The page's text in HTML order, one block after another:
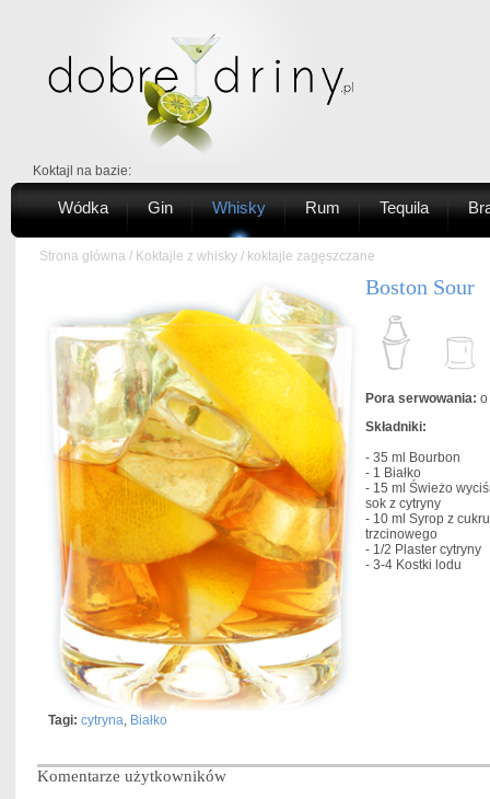
Koktajl na bazie:
Wódka Gin Whisky Rum Tequila
Strona główna / Koktajle z whisky / koktajle zagęszczane
Boston Sour
Pora serwowania: o
Składniki:
- 35 ml Bourbon
- 1 Białko
- 15 ml Świeżo
sok z cytryny
- 10 ml Syrop z cukru
trzcinowego
- 1/2 Plaster cytryny
- 3-4 Kostki lodu
Tagi: cytryna, Białko
Komentarze użytkowników